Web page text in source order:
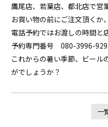
鷹尾店、若葉店、都北店で営
お買い物の前にご注文頂くか
電話予約ではお渡しの時間と
予約専門番号 080-3996-
これからの暑い季節、ビール
がでしょうか？
一